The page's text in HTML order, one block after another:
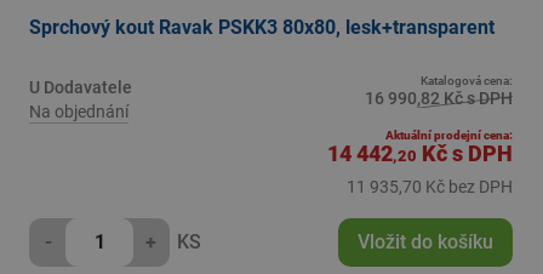
Sprchový kout Ravak PSKK3 80x80, lesk+transparent
U Dodavatele
Na objednání
Katalogová cena:
16 990,82 Kč s DPH
Aktuální prodejní cena:
14 442,20 Kčs DPH
11 935,70 Kč bez DPH
- + KS Vložit do košíku